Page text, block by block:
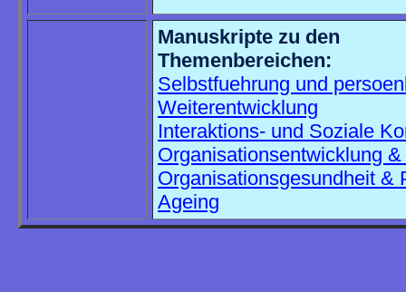
Manuskripte zu den
Themenbereichen:
Selbstfuehrung und
Weiterentwicklung
Interaktions- und Soziale
Organisationsentwicklung
Organisationsgesundheit &
Ageing